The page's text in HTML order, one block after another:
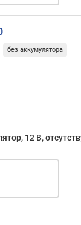
без аккумулятора
12 В,